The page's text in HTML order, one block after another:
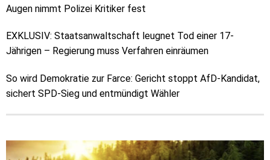
Augen nimmt Polizei Kritiker fest
EXKLUSIV: Staatsanwaltschaft leugnet Tod einer 17-
Jährigen – Regierung muss Verfahren einräumen
So wird Demokratie zur Farce: Gericht stoppt AfD-Kandidat,
sichert SPD-Sieg und entmündigt Wähler